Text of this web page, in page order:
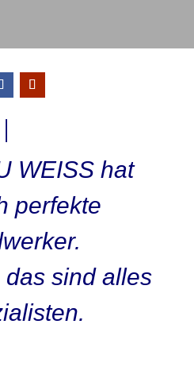
WEISS hat
perfekte
das sind alles